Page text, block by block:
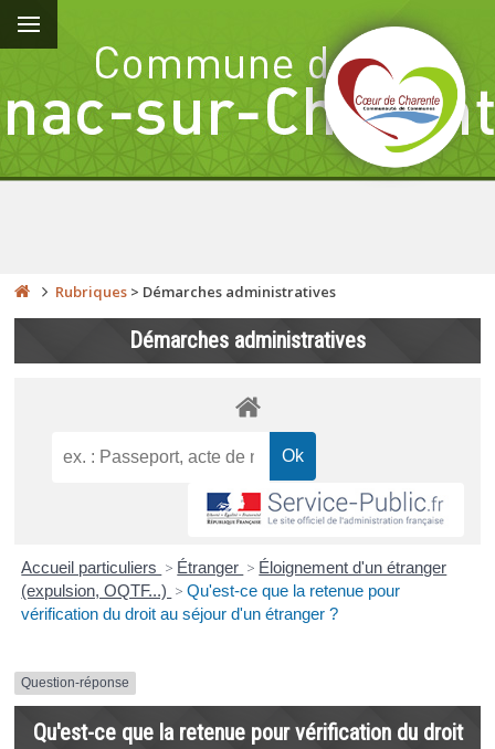
Rubriques > Démarches administratives
Démarches administratives
Accueil particuliers > Étranger > Éloignement d'un étranger
(expulsion, OQTF...) > Qu'est-ce que la retenue pour
vérification du droit au séjour d'un étranger ?
Question-réponse
Qu'est-ce que la retenue pour vérification du droit